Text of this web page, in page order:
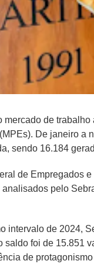
mercado de
De janeiro a
sendo 16.184
de Empregados
pelo
intervalo de 2024,
saldo foi de 15.851
de